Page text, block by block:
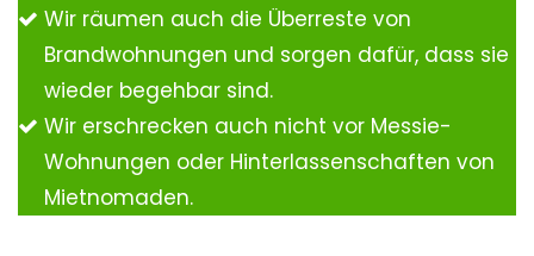
Wir räumen auch die Überreste von
Brandwohnungen und sorgen dafür, dass sie
wieder begehbar sind.
Wir erschrecken auch nicht vor Messie-
Wohnungen oder Hinterlassenschaften von
Mietnomaden.